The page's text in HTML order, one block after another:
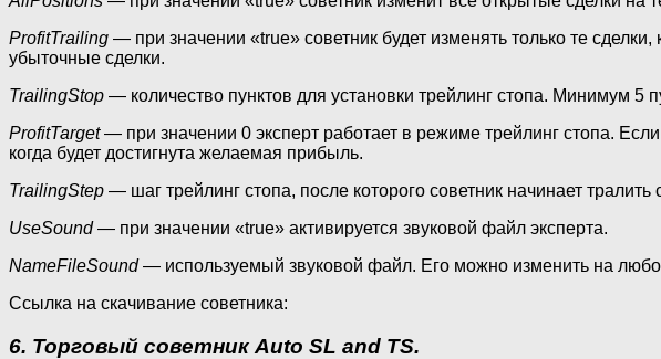
ProfitTrailing — при значении «true» советник будет изменять только те
убыточные сделки.
TrailingStop — количество пунктов для установки трейлинг стопа. Минимум 5
ProfitTarget— при значении 0 эксперт работает в режиме трейлинг стопа.
когда будет достигнута желаемая прибыль.
TrailingStep — шаг трейлинг стопа, после которого советник начинает тралить
UseSound— при значении «true» активируется звуковой файл эксперта.
NameFileSound— используемый звуковой файл. Его можно изменить на
Ссылка на скачивание советника:
6. Торговый советник Auto SL and TS.